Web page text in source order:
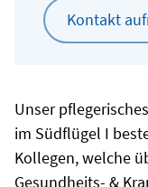
Kontakt
Unser
im Südflügel I
Kollegen, welche
Gesundheits- &